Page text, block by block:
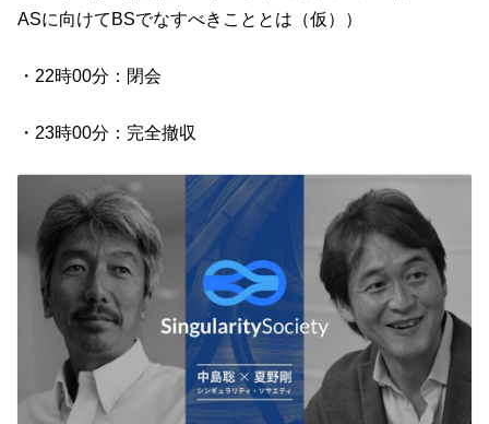
ASに向けてBSでなすべきこととは（仮））
・22時00分：閉会
・23時00分：完全撤収